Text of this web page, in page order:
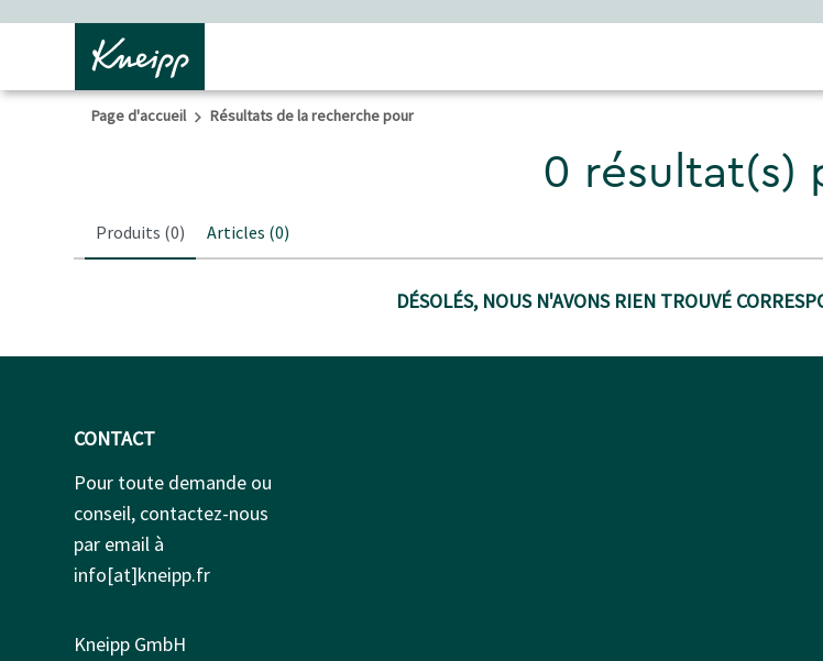
Page d'accueil Résultats de la recherche pour
0 résultat(s)
Produits (0) Articles (0)
DÉSOLÉS, NOUS N'AVONS RIEN TROUVÉ
CONTACT
Pour toute demande ou
conseil, contactez-nous
par email à
info[at]kneipp.fr
Kneipp GmbH